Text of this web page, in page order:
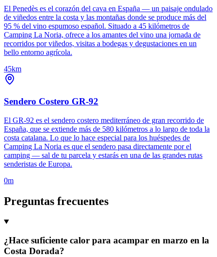
El Penedès es el corazón del cava en España — un paisaje ondulado
de viñedos entre la costa y las montañas donde se produce más del
95 % del vino espumoso español. Situado a 45 kilómetros de
Camping La Noria, ofrece a los amantes del vino una jornada de
recorridos por viñedos, visitas a bodegas y degustaciones en un
bello entorno agrícola.
45km
Sendero Costero GR-92
El GR-92 es el sendero costero mediterráneo de gran recorrido de
España, que se extiende más de 580 kilómetros a lo largo de toda la
costa catalana. Lo que lo hace especial para los huéspedes de
Camping La Noria es que el sendero pasa directamente por el
camping — sal de tu parcela y estarás en una de las grandes rutas
senderistas de Europa.
0m
Preguntas frecuentes
¿Hace suficiente calor para acampar en marzo en la
Costa Dorada?